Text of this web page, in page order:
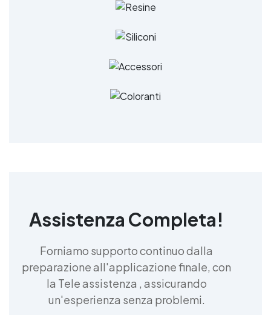
Assistenza Completa!
Forniamo supporto continuo dalla
preparazione all'applicazione finale, con
la Tele assistenza , assicurando
un'esperienza senza problemi.